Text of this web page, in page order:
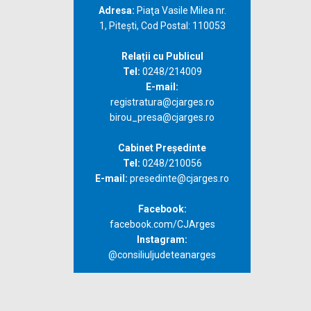
Adresa: Piaţa Vasile Milea nr.
1, Piteşti, Cod Postal: 110053
Relații cu Publicul
Tel: 0248/214009
E-mail:
registratura@cjarges.ro
birou_presa@cjarges.ro
Cabinet Președinte
Tel: 0248/210056
E-mail: presedinte@cjarges.ro
Facebook:
facebook.com/CJArges
Instagram:
@consiliuljudeteanarges